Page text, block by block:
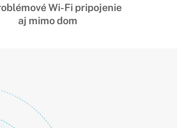
Wi-Fi pripojenie
aj mimo dom